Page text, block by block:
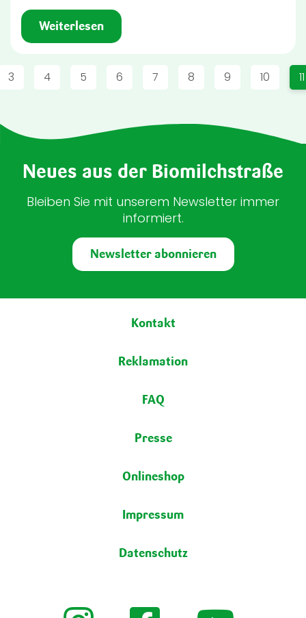
Weiterlesen
Seitennummerierung
Page
3 Page
4 Page
5 Page
6 Page
7 Page
8 Page
9 Page
10 11
Neues aus der Biomilchstraße
Bleiben Sie mit unserem Newsletter immer
informiert.
Newsletter abonnieren
FußbereichKontakt
Reklamation
FAQ
Presse
Onlineshop
Impressum
Datenschutz